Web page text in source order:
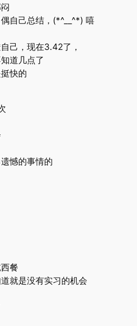
自己总结，(*^__^*) 嘻
己，现在3.42了，
道几点了
快的
憾的事情的
餐
就是没有实习的机会